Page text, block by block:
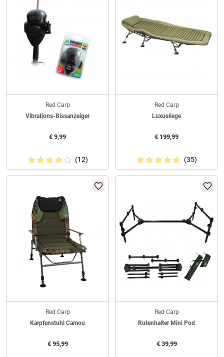
Red Carp
Vibrations-Bissanzeiger
€ 9,99
(12)
Red Carp
Luxusliege
€ 199,99
(35)
Red Carp
Karpfenstuhl Camou
€95,99
Red Carp
Rutenhalter Mini Pod
€39,99